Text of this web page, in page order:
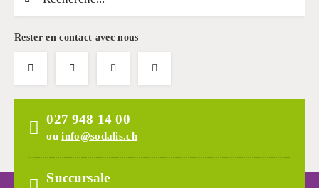
Rester en contact avec nous
027 948 14 00
ouinfo@sodalis.ch
Succursale